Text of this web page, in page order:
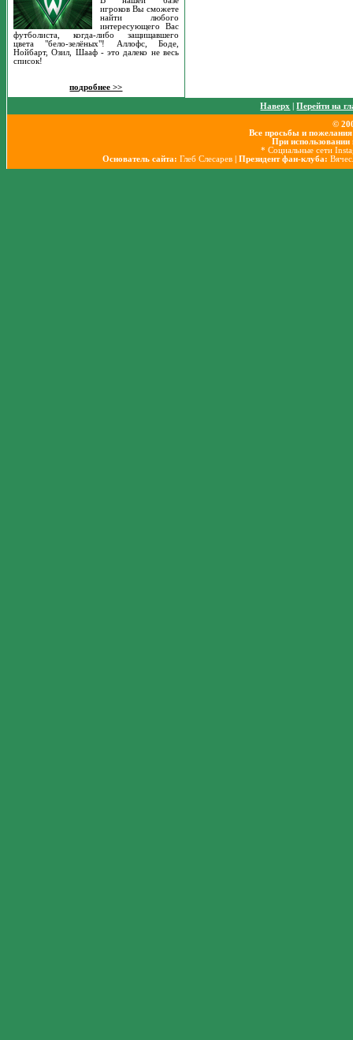
игроков Вы сможете
найти любого
интересующего Вас
футболиста, когда-либо защищавшего
цвета "бело-зелёных"! Аллофс, Боде,
Нойбарт, Озил, Шааф - это далеко не весь
список!
подробнее >>
Наверх |Перейти на
©
Все просьбы и
При использовании
* Социальные сети
Основатель сайта: Глеб Слесарев | Президент фан-клуба: